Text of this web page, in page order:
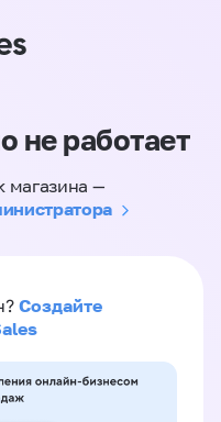
не работает
магазина —
Создайте